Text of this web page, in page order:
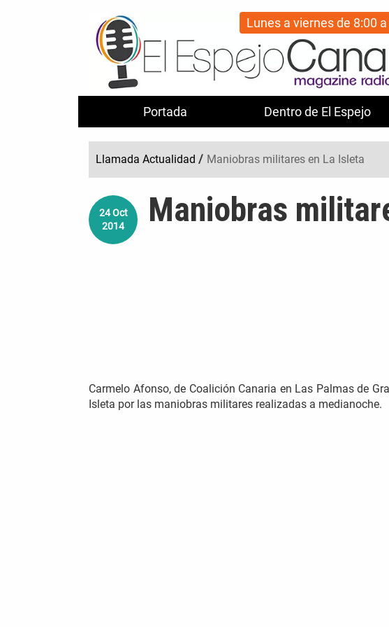
Portada Dentro de El Espejo
Lunes a viernes de 8:00
Llamada Actualidad / Maniobras militares en La Isleta
24 Oct
2014
Maniobras
Carmelo Afonso, de Coalición Canaria en Las Palmas de
Isleta por las maniobras militares realizadas a medianoche.